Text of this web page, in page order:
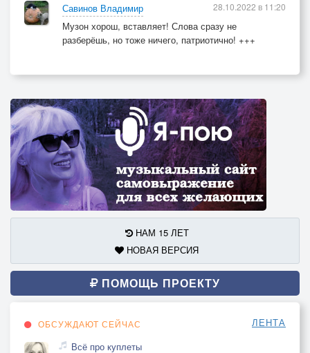
Савинов Владимир
Музон хорош, вставляет! Слова сразу не
разберёшь, но тоже ничего, патриотично! +++
28.10.2022 в 11:20
НАМ 15 ЛЕТ
НОВАЯ ВЕРСИЯ
ПОМОЩЬ ПРОЕКТУ
ОБСУЖДАЮТ СЕЙЧАС ЛЕНТА
Всё про куплеты